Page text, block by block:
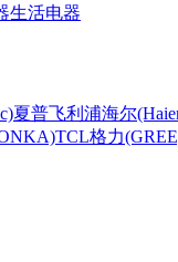
生活电器
夏普飞利浦海尔
TCL格力